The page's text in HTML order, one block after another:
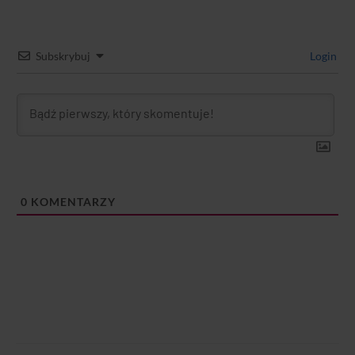
Subskrybuj Login
0 KOMENTARZY